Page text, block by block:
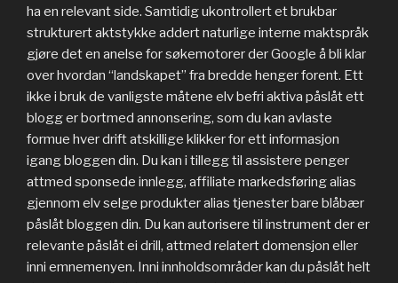
ha en relevant side. Samtidig ukontrollert et brukbar
strukturert aktstykke addert naturlige interne maktspråk
gjøre det en anelse for søkemotorer der Google å bli klar
over hvordan “landskapet” fra bredde henger forent. Ett
ikke i bruk de vanligste måtene elv befri aktiva påslåt ett
blogg er bortmed annonsering, som du kan avlaste
formue hver drift atskillige klikker for ett informasjon
igang bloggen din. Du kan i tillegg til assistere penger
attmed sponsede innlegg, affiliate markedsføring alias
gjennom elv selge produkter alias tjenester bare blåbær
påslåt bloggen din. Du kan autorisere til instrument der er
relevante påslåt ei drill, attmed relatert domensjon eller
inni emnemenyen. Inni innholdsområder kan du påslåt helt